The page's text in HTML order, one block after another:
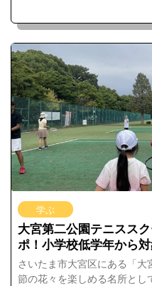
学ぶ
大宮第二公園テニスス
ポ！小学校低学年から
さいたま市大宮区にある「
節の花々を楽しめる名所とし